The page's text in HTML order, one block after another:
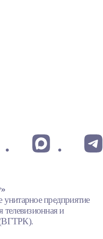
унитарное предприятие
телевизионная и
(ВГТРК).